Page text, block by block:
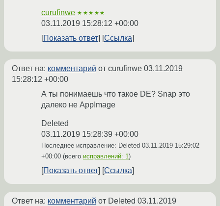
curufinwe ★★★★★
03.11.2019 15:28:12 +00:00
Показать ответ
Ссылка
Ответ на: комментарий от curufinwe 03.11.2019
15:28:12 +00:00
А ты понимаешь что такое DE? Snap это
далеко не AppImage
Deleted
03.11.2019 15:28:39 +00:00
Последнее исправление: Deleted 03.11.2019 15:29:02
+00:00 (всего исправлений: 1)
Показать ответ Ссылка
Ответ на: комментарий от Deleted 03.11.2019